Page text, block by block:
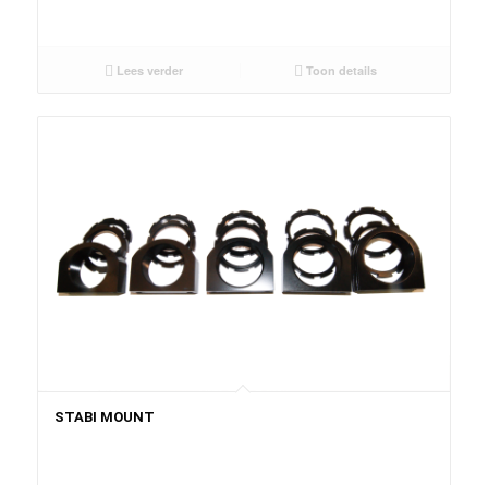
Lees verder Toon details
STABI MOUNT